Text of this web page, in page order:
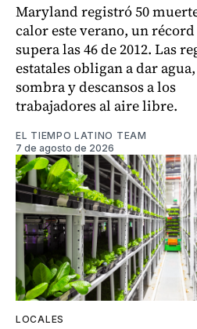
Maryland registró 50
calor este verano, un
supera las 46 de 2012. Las
estatales obligan a dar agua,
sombra y descansos a los
trabajadores al aire libre.
EL TIEMPO LATINO TEAM
7 de agosto de 2026
LOCALES